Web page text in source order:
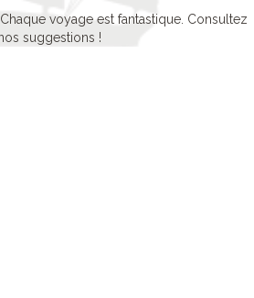
voyage est fantastique. Consultez
suggestions !